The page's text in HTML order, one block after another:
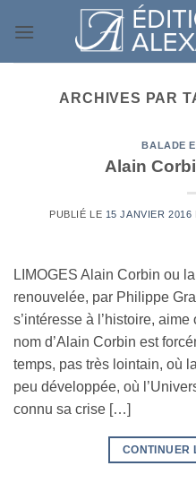
ARCHIVES PAR
BALADE
Alain
PUBLIÉ LE 15 JANVIER 2016
LIMOGES Alain Corbin ou
renouvelée, par Philippe
s’intéresse à l’histoire,
nom d’Alain Corbin est
temps, pas très lointain, où
peu développée, où
connu sa crise […]
CONTINUER